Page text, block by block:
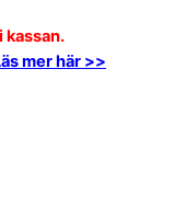
kassan.
mer här >>